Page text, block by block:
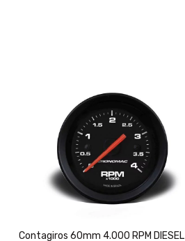
Contagiros 60mm 4.000 RPM DIESEL